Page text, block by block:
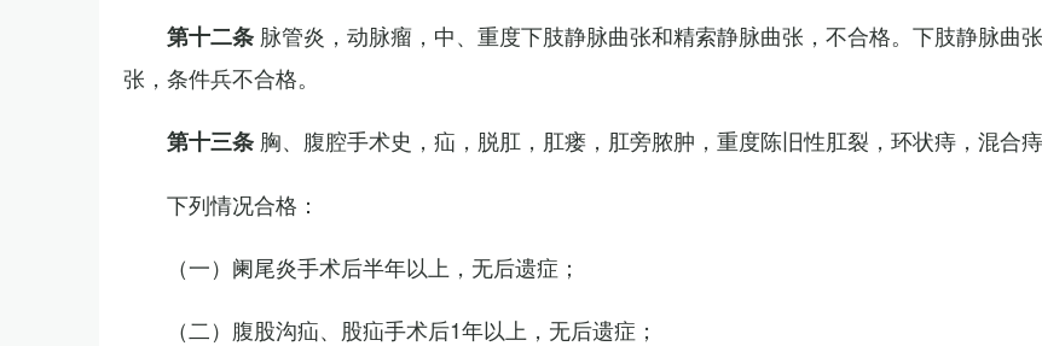
第十二条 脉管炎，动脉瘤，中、重度下肢静脉曲张和精索静脉曲张，不合格。下肢静脉曲
张，条件兵不合格。
第十三条 胸、腹腔手术史，疝，脱肛，肛瘘，肛旁脓肿，重度陈旧性肛裂，环状痔，混合痔
下列情况合格：
（一）阑尾炎手术后半年以上，无后遗症；
（二）腹股沟疝、股疝手术后1年以上，无后遗症；